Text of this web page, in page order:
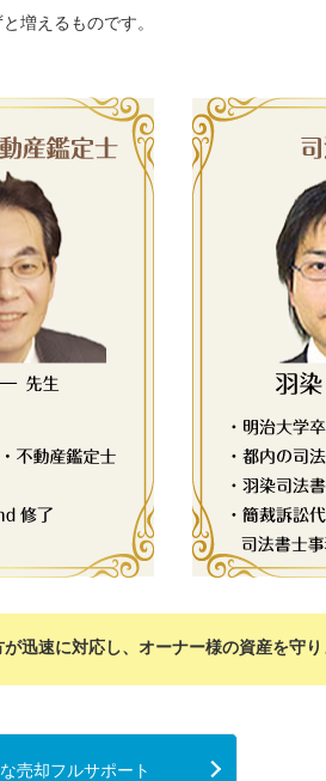
増えるものです。
迅速に対応し、オーナー様の資産を守
売却フルサポート